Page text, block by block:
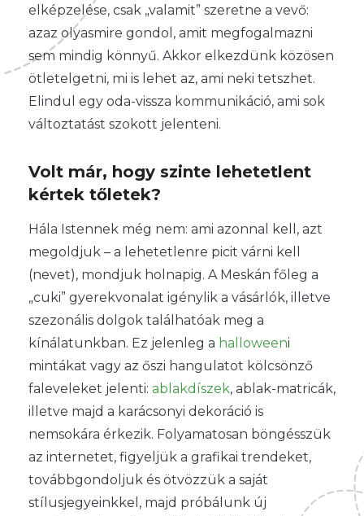
elképzelése, csak „valamit” szeretne a vevő:
azaz olyasmire gondol, amit megfogalmazni
sem mindig könnyű. Akkor elkezdünk közösen
ötletelgetni, mi is lehet az, ami neki tetszhet.
Elindul egy oda-vissza kommunikáció, ami sok
változtatást szokott jelenteni.
Volt már, hogy szinte lehetetlent
kértek tőletek?
Hála Istennek még nem: ami azonnal kell, azt
megoldjuk – a lehetetlenre picit várni kell
(nevet), mondjuk holnapig. A Meskán főleg a
„cuki” gyerekvonalat igénylik a vásárlók, illetve
szezonális dolgok találhatóak meg a
kínálatunkban. Ez jelenleg a halloweeni
mintákat vagy az őszi hangulatot kölcsönző
faleveleket jelenti: ablakdíszek, ablak-matricák,
illetve majd a karácsonyi dekoráció is
nemsokára érkezik. Folyamatosan böngésszük
az internetet, figyeljük a grafikai trendeket,
továbbgondoljuk és ötvözzük a saját
stílusjegyeinkkel, majd próbálunk új